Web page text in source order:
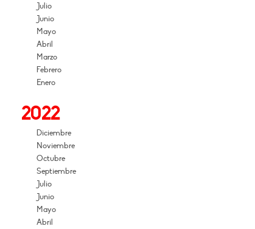
Julio
Junio
Mayo
Abril
Marzo
Febrero
Enero
2022
Diciembre
Noviembre
Octubre
Septiembre
Julio
Junio
Mayo
Abril